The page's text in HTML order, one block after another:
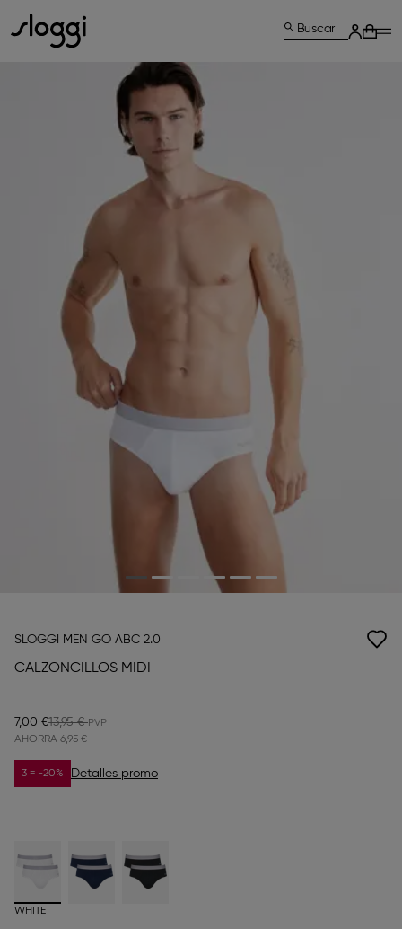
Buscar
SLOGGI MEN GO ABC 2.0
CALZONCILLOS MIDI
7,00 €13,95 €
AHORRA 6,95 €
3 = -20% Detalles promo
WHITE